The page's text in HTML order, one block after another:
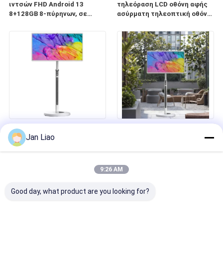
ιντσών FHD Android 13
8+128GB 8-πύρηνων, σε
οθόνη αφής, με μπαταρία,
κάμερα 13MP,
περιστρεφόμενη φορητή
τηλεόραση
τηλεόραση LCD οθόνη αφής
ασύρματη τηλεοπτική οθόνη
παιχνίδια κινητή οθόνη
οθόνες έξυπνη τηλεόραση
1080p 32 ιντσών UHD μεγάλη
οθόνη φορητή
περιστρεφόμενη έξυπνη
επαναφορτιζόμενη έξυπνη
διαδραστική ψηφιακή οθόνη
για το σπίτι γραφείο
Jan Liao
9:26 AM
Good day, what product are you looking for?